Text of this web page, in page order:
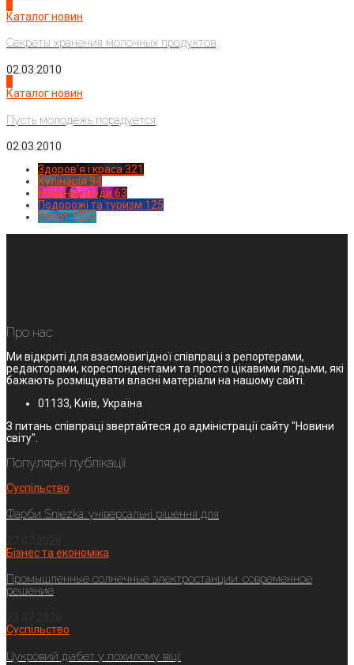
Каталог новин
Секреты хранения молочных продуктов
02.03.2010
Каталог новин
Пусть молодежь порадуется
02.03.2010
Здоров'я і краса 321
Кулінарія 94
Новинки моди 63
Подорожі та туризм 125
Спорт1224
Про нас
Ми відкриті для взаємовигідної співпраці з репортерами,
редакторами, кореспондентами та просто цікавими людьми, які
бажають розміщувати власні матеріали на нашому сайті.
01133, Київ, Україна
З питань співпраці звертайтеся до адміністрації сайту "Новини
світу".
Популярні публікації
Суспільство
Фарби Sniezka: універсальні рішення для
Бізнес та економіка
Промышленные солнечные электростанции: современное
решение
Суспільство
Цукровий діабет у похилому віці: